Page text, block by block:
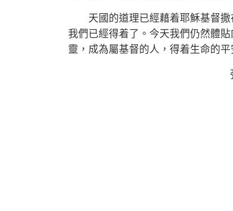
天國的道理已經藉着耶穌基督撒
我們已經得着了。今天我們仍然體
靈，成為屬基督的人，得着生命的